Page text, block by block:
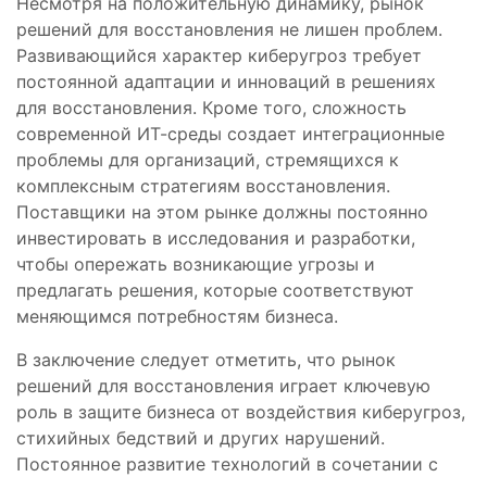
решений для восстановления не лишен проблем.
Развивающийся характер киберугроз требует
постоянной адаптации и инноваций в решениях
для восстановления. Кроме того, сложность
современной ИТ-среды создает интеграционные
проблемы для организаций, стремящихся к
комплексным стратегиям восстановления.
Поставщики на этом рынке должны постоянно
инвестировать в исследования и разработки,
чтобы опережать возникающие угрозы и
предлагать решения, которые соответствуют
меняющимся потребностям бизнеса.
В заключение следует отметить, что рынок
решений для восстановления играет ключевую
роль в защите бизнеса от воздействия киберугроз,
стихийных бедствий и других нарушений.
Постоянное развитие технологий в сочетании с